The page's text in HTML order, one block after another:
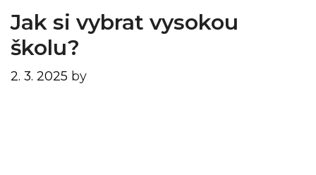
Jak si vybrat vysokou
školu?
2. 3. 2025 by